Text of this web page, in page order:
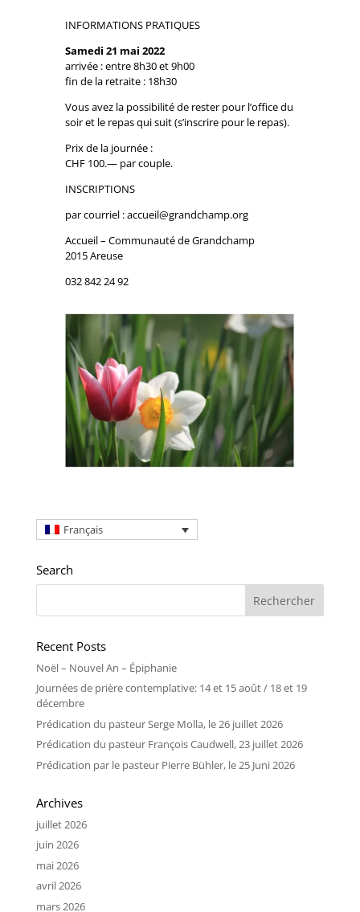
INFORMATIONS PRATIQUES
Samedi 21 mai 2022
arrivée : entre 8h30 et 9h00
fin de la retraite : 18h30
Vous avez la possibilité de rester pour l’office du
soir et le repas qui suit (s’inscrire pour le repas).
Prix de la journée :
CHF 100.— par couple.
INSCRIPTIONS
par courriel : accueil@grandchamp.org
Accueil – Communauté de Grandchamp
2015 Areuse
032 842 24 92
Français
Search
Recent Posts
Noël – Nouvel An – Épiphanie
Journées de prière contemplative: 14 et 15 août / 18 et 19
décembre
Prédication du pasteur Serge Molla, le 26 juillet 2026
Prédication du pasteur François Caudwell, 23 juillet 2026
Prédication par le pasteur Pierre Bühler, le 25 Juni 2026
Archives
juillet 2026
juin 2026
mai 2026
avril 2026
mars 2026